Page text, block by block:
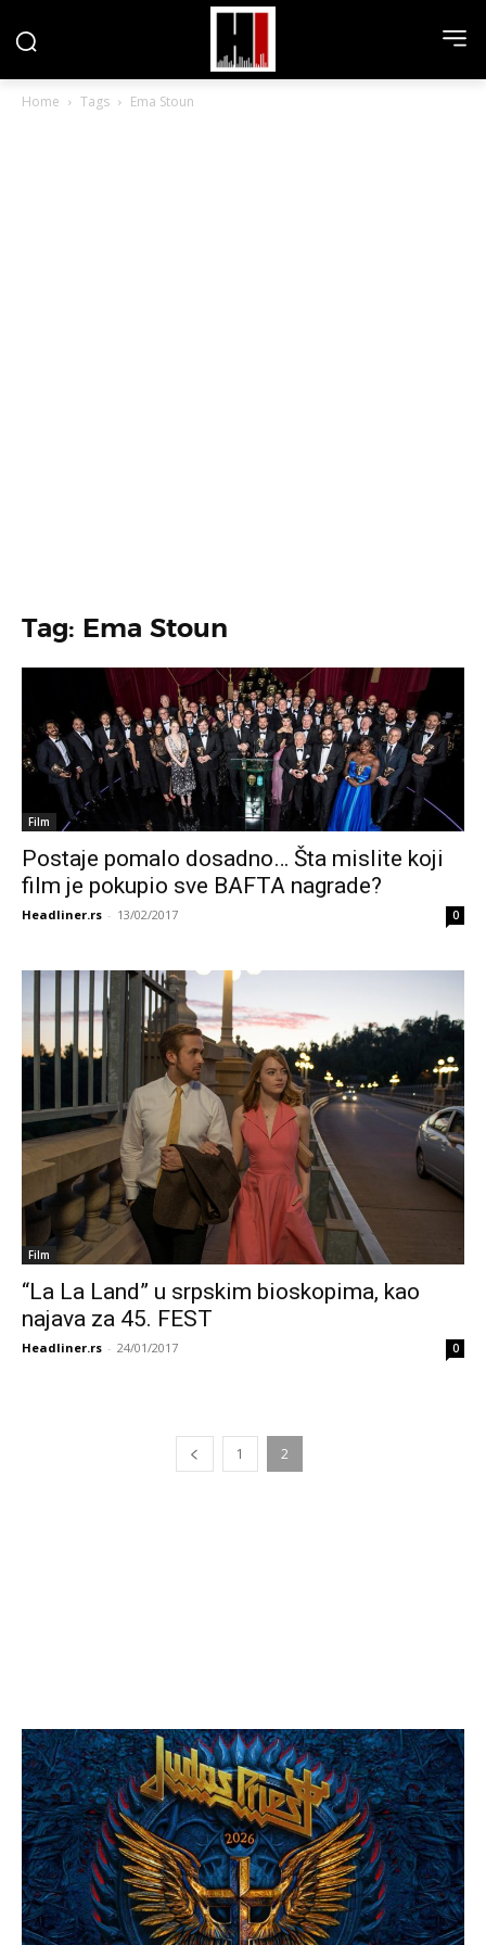
Home Tags Ema Stoun
Tag: Ema Stoun
Film
Postaje pomalo dosadno… Šta mislite koji
film je pokupio sve BAFTA nagrade?
Headliner.rs - 13/02/2017 0
Film
“La La Land” u srpskim bioskopima, kao
najava za 45. FEST
Headliner.rs - 24/01/2017 0
1 2